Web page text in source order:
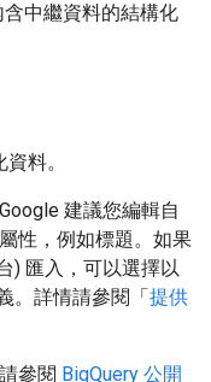
中繼資料的結構化
料。
建議您編輯自
性，例如標題。如果
) 匯入，可以選擇以
。詳情請參閱「提供
參閱 BigQuery 公開